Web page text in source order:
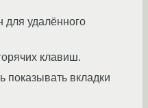
для удалённого
клавиш.
показывать вкладки